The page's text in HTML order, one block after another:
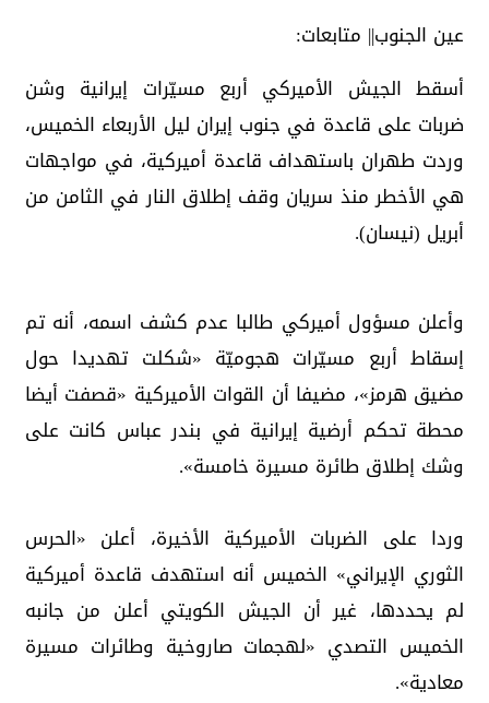
عين الجنوب|| متابعات:
أسقط الجيش الأميركي أربع مسيّرات إيرانية وشن
ضربات على قاعدة في جنوب إيران ليل الأربعاء الخميس،
وردت طهران باستهداف قاعدة أميركية، في مواجهات
هي الأخطر منذ سريان وقف إطلاق النار في الثامن من
أبريل (نيسان).
وأعلن مسؤول أميركي طالبا عدم كشف اسمه، أنه تم
إسقاط أربع مسيّرات هجوميّة «شكلت تهديدا حول
مضيق هرمز»، مضيفا أن القوات الأميركية «قصفت أيضا
محطة تحكم أرضية إيرانية في بندر عباس كانت على
وشك إطلاق طائرة مسيرة خامسة».
وردا على الضربات الأميركية الأخيرة، أعلن «الحرس
الثوري الإيراني» الخميس أنه استهدف قاعدة أميركية
لم يحددها، غير أن الجيش الكويتي أعلن من جانبه
الخميس التصدي «لهجمات صاروخية وطائرات مسيرة
معادية».